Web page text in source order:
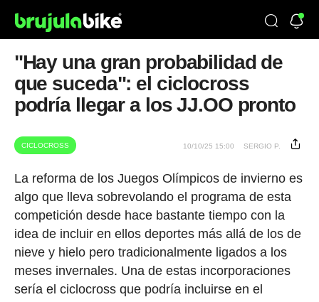
"Hay una gran probabilidad de
que suceda": el ciclocross
podría llegar a los JJ.OO pronto
CICLOCROSS 10/10/25 15:00 SERGIO P.
La reforma de los Juegos Olímpicos de invierno es
algo que lleva sobrevolando el programa de esta
competición desde hace bastante tiempo con la
idea de incluir en ellos deportes más allá de los de
nieve y hielo pero tradicionalmente ligados a los
meses invernales. Una de estas incorporaciones
sería el ciclocross que podría incluirse en el